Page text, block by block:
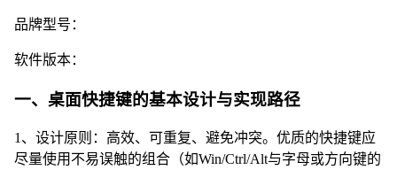
品牌型号：
软件版本：
一、桌面快捷键的基本设计与实现路径
1、设计原则：高效、可重复、避免冲突。优质的快捷键应
尽量使用不易误触的组合（如Win/Ctrl/Alt与字母或方向键的